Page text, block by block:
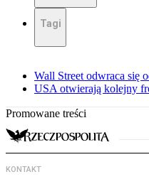
Tagi
Wall Street odwraca się
USA otwierają kolejny
Promowane treści
KONTAKT